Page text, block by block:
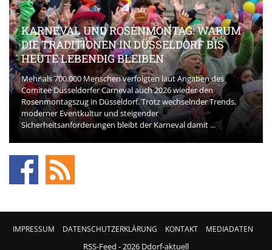
KARNEVAL UND ROSENMONTAG: WARUM
DIE TRADITIONEN IN DÜSSELDORF BIS
HEUTE LEBENDIG BLEIBEN
Mehr als 700.000 Menschen verfolgten laut Angaben des
Comitee Düsseldorfer Carneval auch 2026 wieder den
Rosenmontagszug in Düsseldorf. Trotz wechselnder Trends,
moderner Eventkultur und steigender
Sicherheitsanforderungen bleibt der Karneval damit ...
IMPRESSUM DATENSCHUTZERKLÄRUNG KONTAKT MEDIADATEN
RSS-Feed - 2026 Ddorf-aktuell